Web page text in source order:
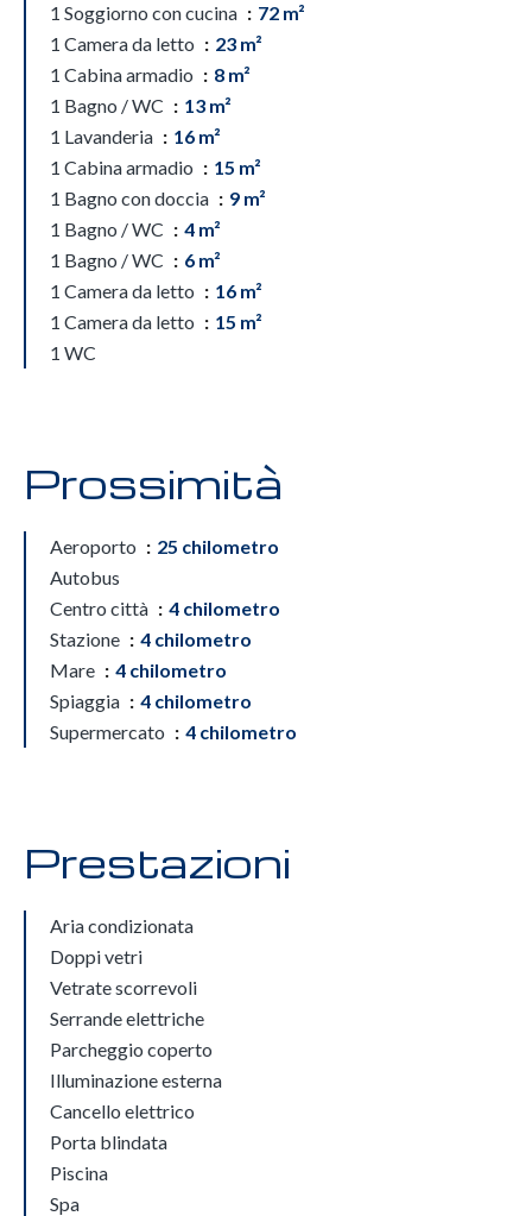
1 Soggiorno con cucina
72 m²
1 Camera da letto
23 m²
1 Cabina armadio
8 m²
1 Bagno / WC
13 m²
1 Lavanderia
16 m²
1 Cabina armadio
15 m²
1 Bagno con doccia
9 m²
1 Bagno / WC
4 m²
1 Bagno / WC
6 m²
1 Camera da letto
16 m²
1 Camera da letto
15 m²
1 WC
Prossimità
Aeroporto
25 chilometro
Autobus
Centro città
4 chilometro
Stazione
4 chilometro
Mare
4 chilometro
Spiaggia
4 chilometro
Supermercato
4 chilometro
Prestazioni
Aria condizionata
Doppi vetri
Vetrate scorrevoli
Serrande elettriche
Parcheggio coperto
Illuminazione esterna
Cancello elettrico
Porta blindata
Piscina
Spa